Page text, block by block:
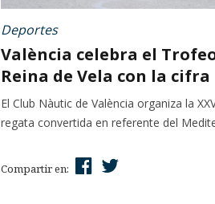
Deportes
València celebra el
Reina de Vela con la cifra
El Club Nàutic de València organiza la
regata convertida en referente del
Compartir en: